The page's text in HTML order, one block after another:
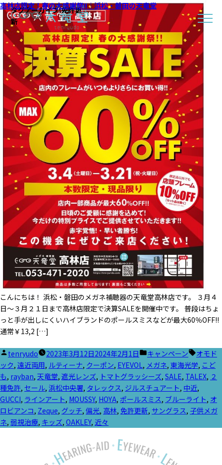
タグアーカイブ:免許更
新
高林店限定！春の大感謝祭!!｜浜松・磐田の天竜堂
こんにちは！ 浜松・磐田のメガネ補聴器の天竜堂高林店です。 ３月４
日～３月２１日まで高林店限定で決算SALEを開催中です。 普段はちょ
っと手が出しにくいハイブランドのポールスミスなどが最大60％OFF!!
通常￥13,2 […]
投
稿
者:
tenryudo 2023年3月12日2024年2月1日
カ
テ
ゴ
リ
ー:
キャンペーン
タ
グ:
オモド
ック, 遠近両用, ルティーナ, クーポン, EYEVOL, メガネ, 東海光学, こど
も, rayban, 天竜堂, 遮光レンズ, トマトグラッシーズ, SALE, TALEX, ２
種免許, セール, 浜松中央署, タレックス, ジルスチュアート, 中近,
GUCCI, ラインアート, MOUSSY, HOYA, ポールスミス, ブルーライト, オ
ロビアンコ, Zeque, グッチ, 偏光, 高林, 免許更新, サングラス, 子供メガ
ネ, 弱視治療, キッズ, OAKLEY, 近々